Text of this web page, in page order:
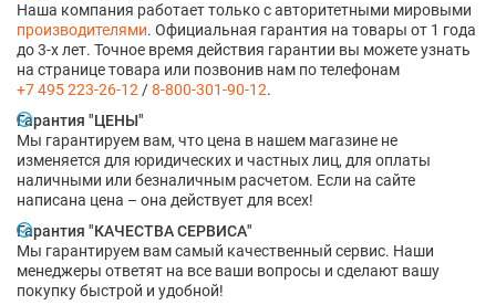
Наша компания работает только с авторитетными мировыми
производителями. Официальная гарантия на товары от 1 года
до 3-х лет. Точное время действия гарантии вы можете узнать
на странице товара или позвонив нам по телефонам
+7 495 223-26-12 /8-800-301-90-12.
Гарантия "ЦЕНЫ"
Мы гарантируем вам, что цена в нашем магазине не
изменяется для юридических и частных лиц, для оплаты
наличными или безналичным расчетом. Если на сайте
написана цена – она действует для всех!
Гарантия "КАЧЕСТВА СЕРВИСА"
Мы гарантируем вам самый качественный сервис. Наши
менеджеры ответят на все ваши вопросы и сделают вашу
покупку быстрой и удобной!